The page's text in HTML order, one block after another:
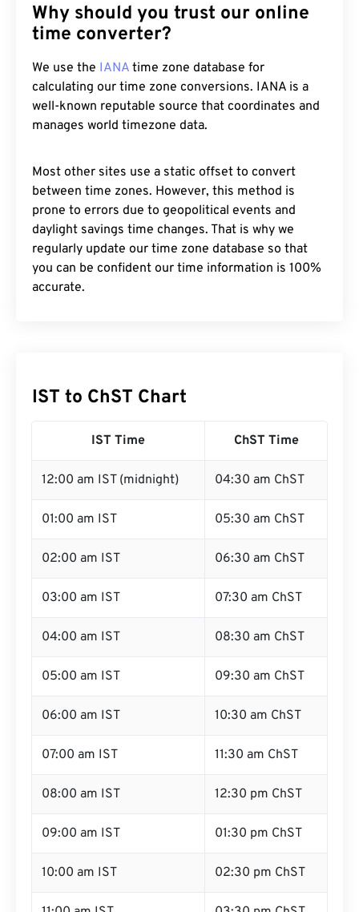
Why should you trust our online
time converter?
We use the IANA time zone database for
calculating our time zone conversions. IANA is a
well-known reputable source that coordinates and
manages world timezone data.
Most other sites use a static offset to convert
between time zones. However, this method is
prone to errors due to geopolitical events and
daylight savings time changes. That is why we
regularly update our time zone database so that
you can be confident our time information is 100%
accurate.
IST to ChST Chart
IST Time ChST Time
12:00 am IST (midnight) 04:30 am ChST
01:00 am IST 05:30 am ChST
02:00 am IST 06:30 am ChST
03:00 am IST 07:30 am ChST
04:00 am IST 08:30 am ChST
05:00 am IST 09:30 am ChST
06:00 am IST 10:30 am ChST
07:00 am IST 11:30 am ChST
08:00 am IST 12:30 pm ChST
09:00 am IST 01:30 pm ChST
10:00 am IST 02:30 pm ChST